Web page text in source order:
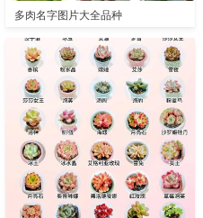
多肉名字图片大全品种